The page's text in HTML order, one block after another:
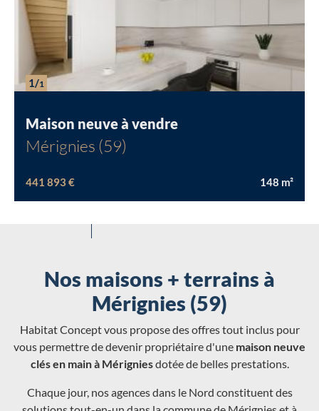
Chargement...
1/1
Maison neuve à vendre
Mérignies (59)
441 893 € 148 m²
Nos maisons + terrains à
Mérignies (59)
Habitat Concept vous propose des offres tout inclus pour
vous permettre de devenir propriétaire d'une maison neuve
clés en main à Mérigniesdotée de belles prestations.
Chaque jour, nos agences dans le Nord constituent des